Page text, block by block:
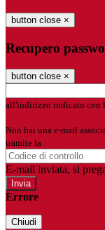
button close ×
Recupero
button close ×
all'indirizzo indicato con
Non hai una e-mail
tramite la
E-mail inviata, si
Errore
Chiudi